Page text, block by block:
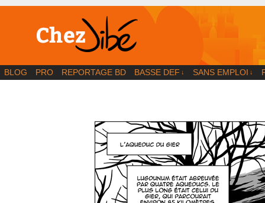
BD | Illustration | Blog
BLOG PRO REPORTAGE BD BASSE DEF ↓ SANS EMPLOI ↓